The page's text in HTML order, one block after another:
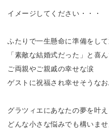
イメージしてください・・・
ふたりで一生懸命に準備をし
「素敵な結婚式だった」と喜
ご両親やご親戚の幸せな涙
ゲストに祝福され幸せそうな
グラツィエにあなたの夢を叶
どんな小さな悩みでも構いま